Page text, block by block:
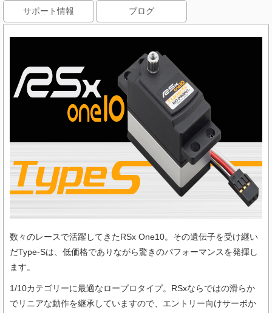
サポート情報 ブログ
数々のレースで活躍してきたRSx One10。その遺伝子を受け継い
だType-Sは、低価格でありながら驚きのパフォーマンスを発揮し
ます。
1/10カテゴリーに最適なロープロタイプ。RSxならではの滑らか
でリニアな動作を継承していますので、エントリー向けサーボか